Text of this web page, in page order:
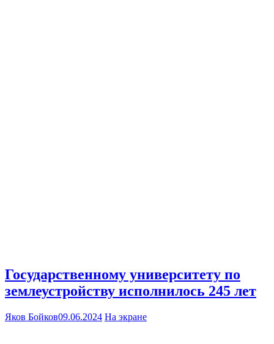
Государственному университету по
землеустройству исполнилось 245 лет
Яков Бойков09.06.2024 На экране